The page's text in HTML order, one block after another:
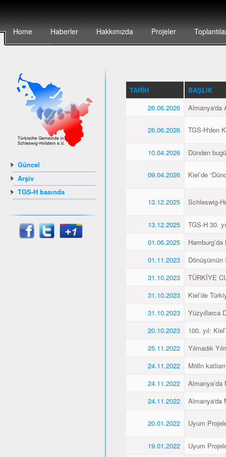
Home Haberler Hakkımızda Projeler
Güncel
Arşiv
TGS-H basında
TARIH
BAŞLIK
26.06.2026
Almanya'da
26.06.2026 TGS-H'den
10.04.2026 Dünden
09.04.2026 Kiel’de
13.12.2025 Schleswig-
13.12.2025
TGS-H 30.
01.06.2025
01.11.2023
Dönüşümün
31.10.2023
TÜRKİYE
31.10.2023
Kiel’de
31.10.2023
Yüzyıllarca
20.10.2023
100. yıl:
25.11.2022
Yılmadık
24.11.2022
Mölln
24.11.2022
Almanya’da
24.11.2022
Almanya'da
20.01.2022 Uyum
19.01.2022 Uyum